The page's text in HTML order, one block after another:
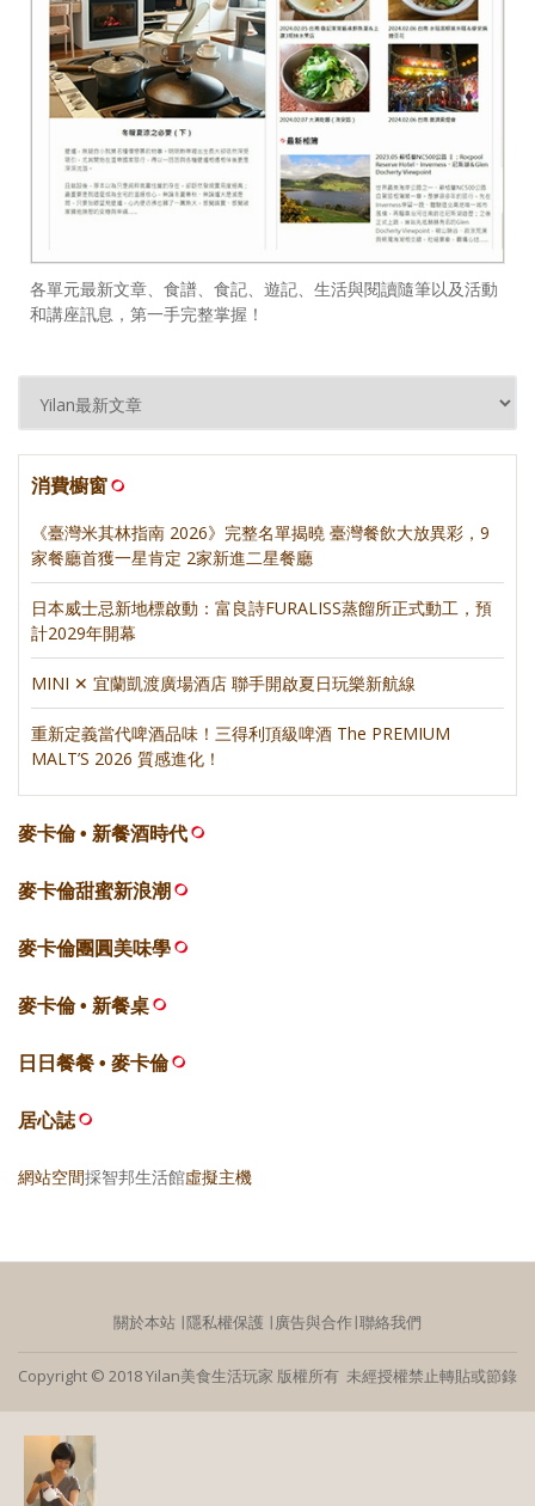
各單元最新文章、食譜、食記、遊記、生活與閱讀隨筆以及活動
和講座訊息，第一手完整掌握！
消費櫥窗
《臺灣米其林指南 2026》完整名單揭曉 臺灣餐飲大放異彩，9
家餐廳首獲一星肯定 2家新進二星餐廳
日本威士忌新地標啟動：富良詩FURALISS蒸餾所正式動工，預
計2029年開幕
MINI ✕ 宜蘭凱渡廣場酒店 聯手開啟夏日玩樂新航線
重新定義當代啤酒品味！三得利頂級啤酒 The PREMIUM
MALT’S 2026 質感進化！
麥卡倫 • 新餐酒時代
麥卡倫甜蜜新浪潮
麥卡倫團圓美味學
麥卡倫 • 新餐桌
日日餐餐 • 麥卡倫
居心誌
網站空間採智邦生活館虛擬主機
關於本站 ∣隱私權保護 ∣ 廣告與合作∣聯絡我們
Copyright © 2018 Yilan美食生活玩家 版權所有 未經授權禁止轉貼或節錄